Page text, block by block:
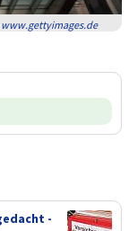
www.gettyimages.de
-